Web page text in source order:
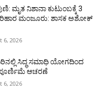
ಮೃತ ನಿಶಾನಾ ಕುಟುಂಬಕ್ಕೆ 3
ಮಂಜೂರು: ಶಾಸಕ ಅಶೋಕ್
6, 2026
ಸಿದ್ಧ ಸಮಾಧಿ ಯೋಗದಿಂದ
ಆಚರಣೆ
6, 2026